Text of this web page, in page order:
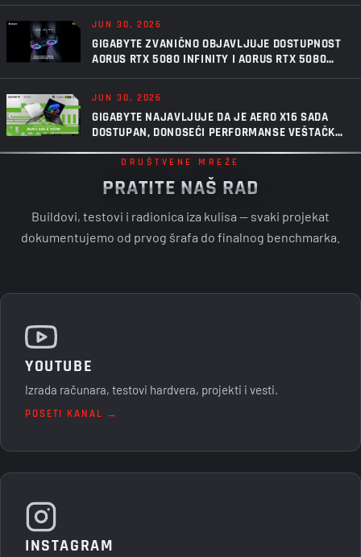
JUN 30, 2026
GIGABYTE ZVANIČNO OBJAVLJUJE DOSTUPNOST
AORUS RTX 5080 INFINITY I AORUS RTX 5080
INFINITY WOOD GRAFIČKIH KARTICA
JUN 30, 2026
GIGABYTE NAJAVLJUJE DA JE AERO X16 SADA
DOSTUPAN, DONOSEĆI PERFORMANSE VEŠTAČKE
INTELIGENCIJE SLEDEĆE GENERACIJE U ULTRA-
TANAK COPILOT+ PC
DRUŠTVENE MREŽE
PRATITE NAŠ RAD
Buildovi, testovi i radionica iza kulisa — svaki projekat
dokumentujemo od prvog šrafa do finalnog benchmarka.
YOUTUBE
Izrada računara, testovi hardvera, projekti i vesti.
POSETI KANAL →
INSTAGRAM